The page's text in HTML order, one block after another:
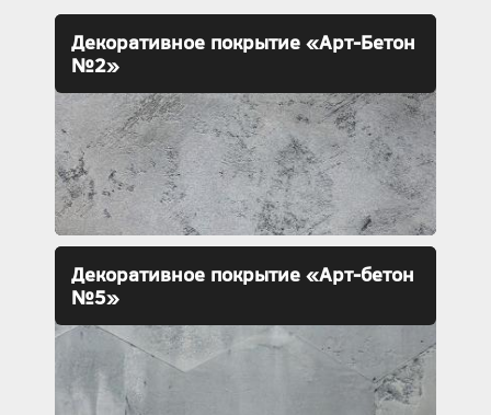
Декоративное покрытие «Арт-Бетон
№2»
Декоративное покрытие «Арт-бетон
№5»